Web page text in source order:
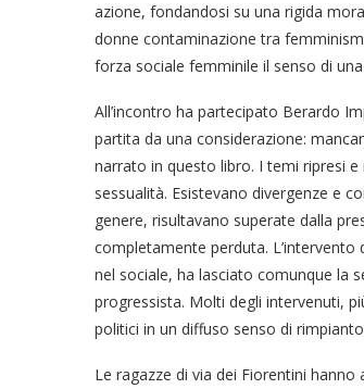
azione, fondandosi su una rigida
donne contaminazione tra
forza sociale femminile il senso di
All’incontro ha partecipato Berardo
partita da una considerazione:
narrato in questo libro. I temi ripresi
sessualità. Esistevano divergenze e
genere, risultavano superate dalla
completamente perduta.
nel sociale, ha lasciato comunque la
progressista. Molti degli intervenuti,
politici in un diffuso senso di
Le ragazze di via dei Fiorentini